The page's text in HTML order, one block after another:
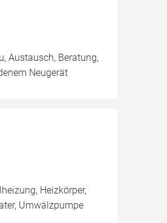
Austausch, Beratung,
Neugerät
Heizkörper,
Umwälzpumpe